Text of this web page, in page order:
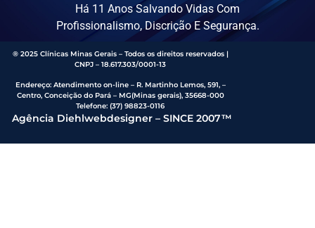
Há 11 Anos Salvando Vidas Com
Profissionalismo, Discrição E Segurança.
® 2025 Clínicas Minas Gerais – Todos os direitos reservados |
CNPJ – 18.617.303/0001-13
Endereço: Atendimento on-line – R. Martinho Lemos, 591, –
Centro, Conceição do Pará – MG(Minas gerais), 35668-000
Telefone:(37) 98823-0116
Agência Diehlwebdesigner – SINCE 2007™